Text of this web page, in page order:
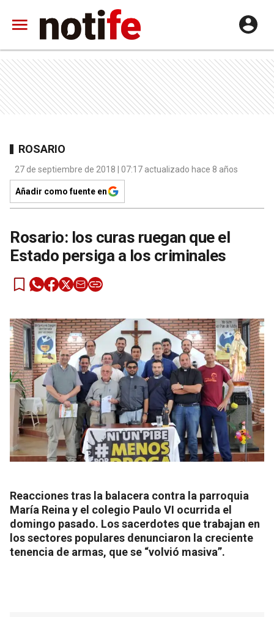
ROSARIO
27 de septiembre de 2018 | 07:17 actualizado hace 8 años
Añadir como fuente en
Rosario: los curas ruegan que el
Estado persiga a los criminales
Reacciones tras la balacera contra la parroquia
María Reina y el colegio Paulo VI ocurrida el
domingo pasado. Los sacerdotes que trabajan en
los sectores populares denunciaron la creciente
tenencia de armas, que se “volvió masiva”.